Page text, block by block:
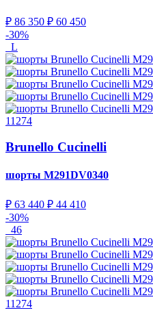
₽ 86 350 ₽ 60 450
-30%
L
11274
Brunello Cucinelli
шорты M291DV0340
₽ 63 440 ₽ 44 410
-30%
46
11274